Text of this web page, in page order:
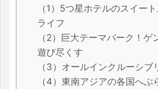
（1）5つ星ホテルのスイー
ライフ
（2）巨大テーマパーク！
遊び尽くす
（3）オールインクルーシ
（4）東南アジアの各国へぶ